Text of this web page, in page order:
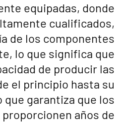
equipadas, donde
cualificados,
de los componentes
lo que significa que
de producir las
el principio hasta su
que garantiza que los
años de